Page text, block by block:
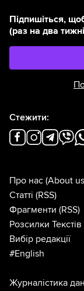
Підпишіться,
(раз на два
Стежити:
Про нас (About
Статті (RSS)
Фрагменти (RSS)
Розсилки Текстів
Вибір редакції
#English
Журналістика